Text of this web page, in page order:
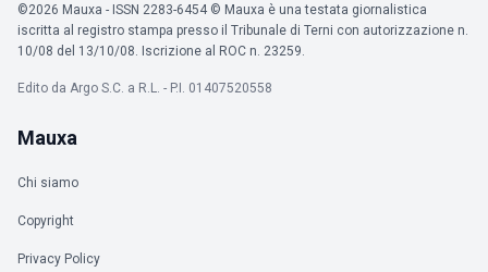
©2026 Mauxa - ISSN 2283-6454 © Mauxa è una testata giornalistica
iscritta al registro stampa presso il Tribunale di Terni con autorizzazione n.
10/08 del 13/10/08. Iscrizione al ROC n. 23259.
Edito da Argo S.C. a R.L. - P.I. 01407520558
Mauxa
Chi siamo
Copyright
Privacy Policy